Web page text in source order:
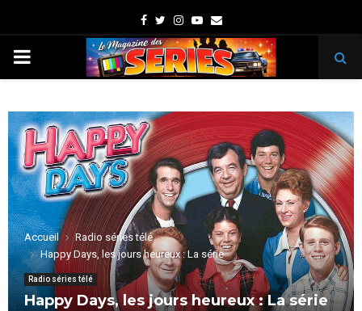
Facebook
TwitterInstagram
Youtube
Email
PRIMARY
Accueil
Radio séries télé
Happy Days, les jours heureux : La série
Radio séries télé
Happy Days, les jours heureux : La série